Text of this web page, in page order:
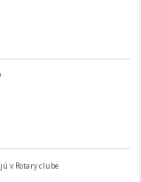
v Rotary clube